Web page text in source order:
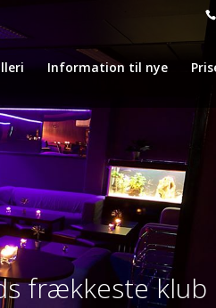
Information til nye
frækkeste klub